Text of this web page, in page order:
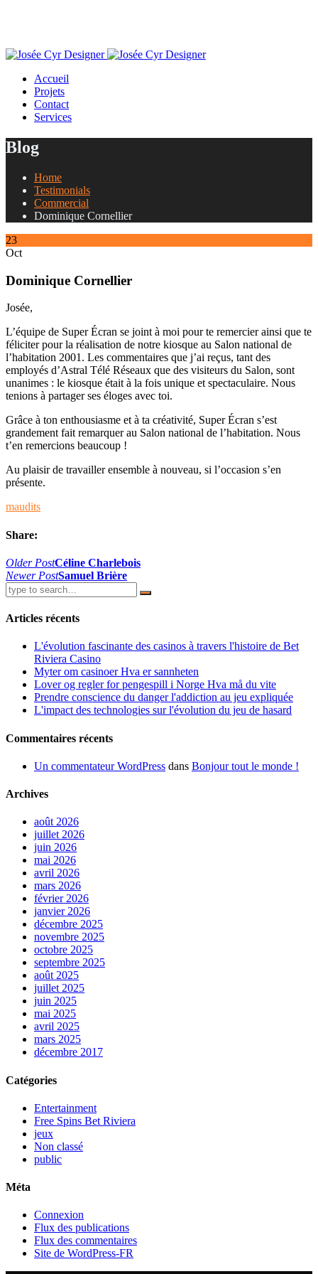
Accueil
Projets
Contact
Services
Blog
Home
Testimonials
Commercial
Dominique Cornellier
23
Oct
Dominique Cornellier
Josée,
L’équipe de Super Écran se joint à moi pour te remercier ainsi que te
féliciter pour la réalisation de notre kiosque au Salon national de
l’habitation 2001. Les commentaires que j’ai reçus, tant des
employés d’Astral Télé Réseaux que des visiteurs du Salon, sont
unanimes : le kiosque était à la fois unique et spectaculaire. Nous
tenions à partager ses éloges avec toi.
Grâce à ton enthousiasme et à ta créativité, Super Écran s’est
grandement fait remarquer au Salon national de l’habitation. Nous
t’en remercions beaucoup !
Au plaisir de travailler ensemble à nouveau, si l’occasion s’en
présente.
maudits
Share:
Navigation
de
l’article
Older PostCéline Charlebois
Newer PostSamuel Brière
Articles récents
L'évolution fascinante des casinos à travers l'histoire de Bet
Riviera Casino
Myter om casinoer Hva er sannheten
Lover og regler for pengespill i Norge Hva må du vite
Prendre conscience du danger l'addiction au jeu expliquée
L'impact des technologies sur l'évolution du jeu de hasard
Commentaires récents
Un commentateur WordPress dans Bonjour tout le monde !
Archives
août 2026
juillet 2026
juin 2026
mai 2026
avril 2026
mars 2026
février 2026
janvier 2026
décembre 2025
novembre 2025
octobre 2025
septembre 2025
août 2025
juillet 2025
juin 2025
mai 2025
avril 2025
mars 2025
décembre 2017
Catégories
Entertainment
Free Spins Bet Riviera
jeux
Non classé
public
Méta
Connexion
Flux des publications
Flux des commentaires
Site de WordPress-FR